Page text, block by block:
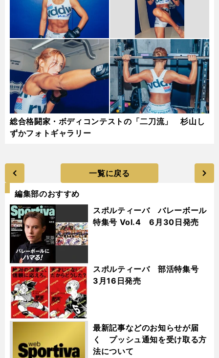
総合格闘家・ボディコンテストの「二刀流」 杉山し
ずかフォトギャラリー
一覧に戻る
編集部のおすすめ
スポルティーバ バレーボール
特集号 Vol.4 6月30日発売
スポルティーバ 部活特集号
3月16日発売
最新記事などのお知らせが届
く プッシュ通知を受け取る方
法について